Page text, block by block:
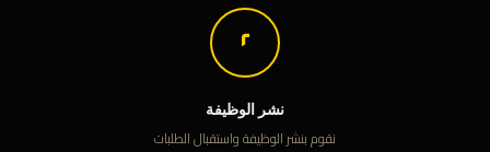
٢
نشر الوظيفة
نقوم بنشر الوظيفة واستقبال الطلبات